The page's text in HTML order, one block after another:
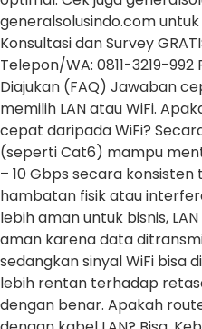
generalsolusindo.com
Konsultasi dan Survey
Telepon/WA: 0811-3219-
Diajukan (FAQ) Jawaban
memilih LAN atau WiFi.
cepat daripada WiFi?
(seperti Cat6) mampu
– 10 Gbps secara
hambatan fisik atau
lebih aman untuk bisnis,
aman karena data
sedangkan sinyal WiFi bisa
lebih rentan terhadap
dengan benar. Apakah